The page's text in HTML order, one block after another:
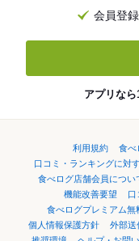
会員登
アプリなら
利用規約 食べ
口コミ・ランキングに対
食べログ店舗会員につい
機能改善要望
口
食べログプレミアム無
個人情報保護方針
外部送